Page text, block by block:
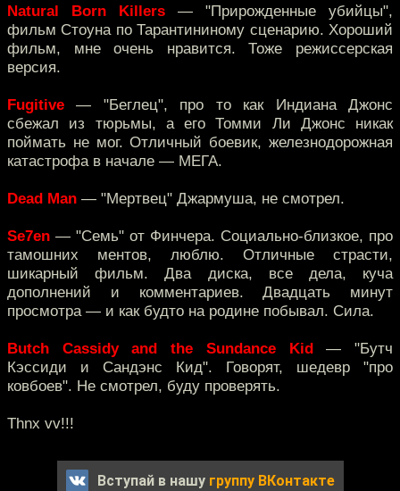
Natural Born Killers — "Прирожденные убийцы",
фильм Стоуна по Тарантининому сценарию. Хороший
фильм, мне очень нравится. Тоже режиссерская
версия.
Fugitive — "Беглец", про то как Индиана Джонс
сбежал из тюрьмы, а его Томми Ли Джонс никак
поймать не мог. Отличный боевик, железнодорожная
катастрофа в начале — МЕГА.
Dead Man — "Мертвец" Джармуша, не смотрел.
Se7en — "Семь" от Финчера. Социально-близкое, про
тамошних ментов, люблю. Отличные страсти,
шикарный фильм. Два диска, все дела, куча
дополнений и комментариев. Двадцать минут
просмотра — и как будто на родине побывал. Сила.
Butch Cassidy and the Sundance Kid— "Бутч
Кэссиди и Сандэнс Кид". Говорят, шедевр "про
ковбоев". Не смотрел, буду проверять.
Thnx vv!!!
Вступай в нашу группу ВКонтакте